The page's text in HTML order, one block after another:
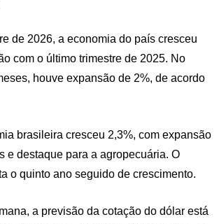
de 2026, a economia do país cresceu
com o último trimestre de 2025. No
houve expansão de 2%, de acordo
brasileira cresceu 2,3%, com expansão
e destaque para a agropecuária. O
o quinto ano seguido de crescimento.
a previsão da cotação do dólar está